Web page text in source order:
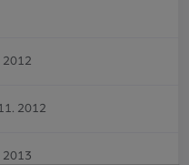
2012
2012
2013